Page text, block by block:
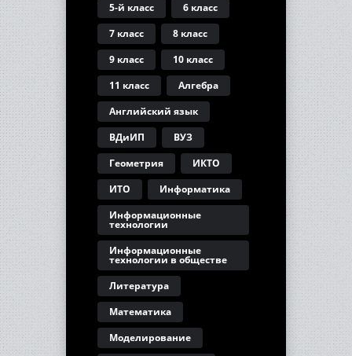
5-й класс
6 класс
7 класс
8 класс
9 класс
10 класс
11 класс
Алгебра
Английский язык
ВДиИП
ВУЗ
Геометрия
ИКТО
ИТО
Информатика
Информационные
технологии
Информационные
технологии в обществе
Литература
Математика
Моделирование